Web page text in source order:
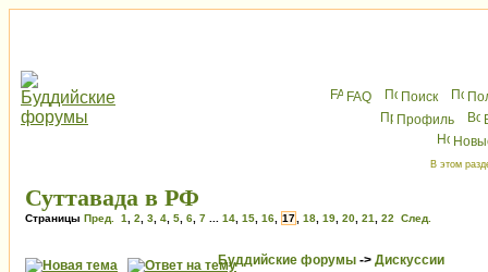
FAQ Поиск
Профиль
В этом
Суттавада в РФ
Страницы Пред. 1 2 3 4 5 6 7 14 15 16 17 18 19 20 21 22 След.
Буддийские форумы -> Дискуссии